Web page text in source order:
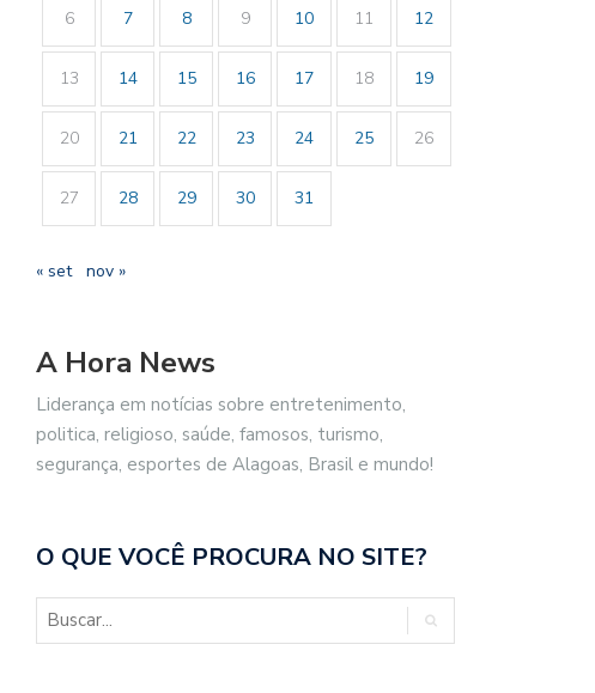
6 7 8 9 10 11 12
13 14 15 16 17 18 19
20 21 22 23 24 25 26
27 28 29 30 31
« set nov »
A Hora News
Liderança em notícias sobre entretenimento,
politica, religioso, saúde, famosos, turismo,
segurança, esportes de Alagoas, Brasil e mundo!
O QUE VOCÊ PROCURA NO SITE?